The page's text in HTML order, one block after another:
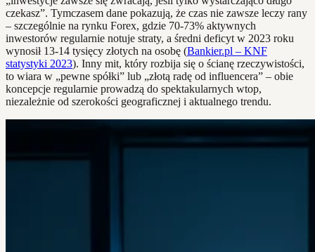
czekasz”. Tymczasem dane pokazują, że czas nie zawsze leczy rany
– szczególnie na rynku Forex, gdzie 70-73% aktywnych
inwestorów regularnie notuje straty, a średni deficyt w 2023 roku
wynosił 13-14 tysięcy złotych na osobę (Bankier.pl – KNF
statystyki 2023). Inny mit, który rozbija się o ścianę rzeczywistości,
to wiara w „pewne spółki” lub „złotą radę od influencera” – obie
koncepcje regularnie prowadzą do spektakularnych wtop,
niezależnie od szerokości geograficznej i aktualnego trendu.